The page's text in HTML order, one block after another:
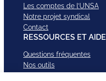
Les comptes de l’UNSA
Notre projet syndical
Contact
RESSOURCES ET AIDE
Questions fréquentes
Nos outils